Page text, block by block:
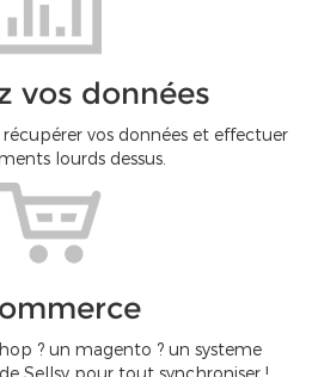
vos données
vos données et effectuer
lourds dessus.
? un magento ? un systeme
Sellsy pour tout synchroniser !